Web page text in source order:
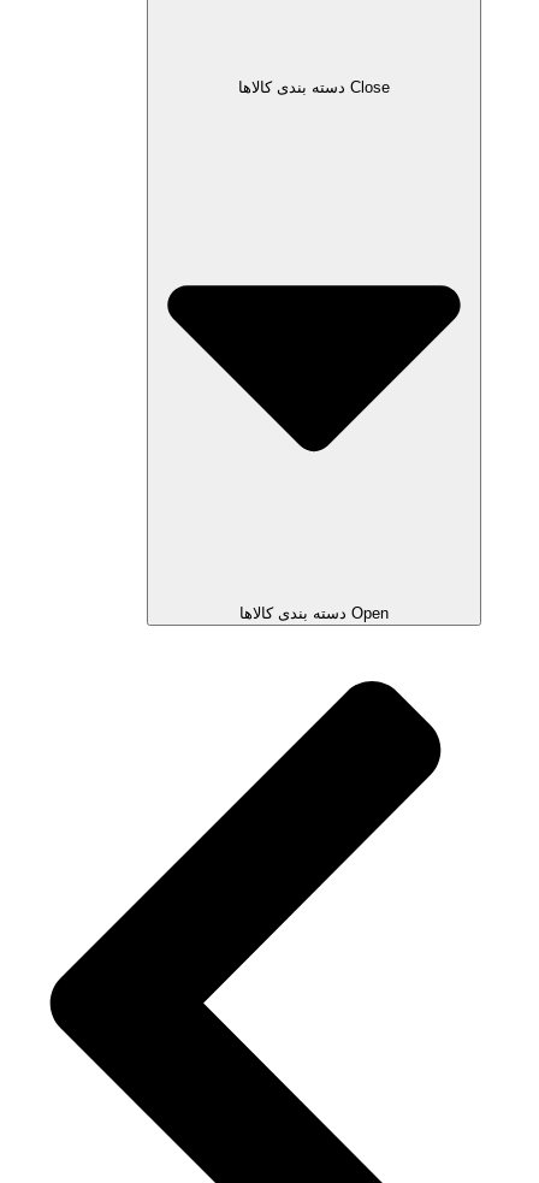
Close دسته بندی کالاها
Open دسته بندی کالاها